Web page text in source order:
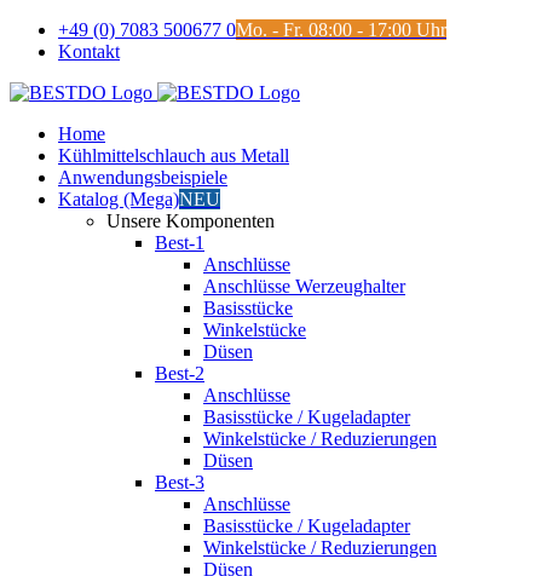
Zum
Inhalt
+49 (0) 7083 500677 0Mo. - Fr. 08:00 - 17:00 Uhr
Kontakt
Home
Kühlmittelschlauch aus Metall
Anwendungsbeispiele
Katalog (Mega)NEU
Unsere Komponenten
Best-1
Anschlüsse
Anschlüsse Werzeughalter
Basisstücke
Winkelstücke
Düsen
Best-2
Anschlüsse
Basisstücke / Kugeladapter
Winkelstücke / Reduzierungen
Düsen
Best-3
Anschlüsse
Basisstücke / Kugeladapter
Winkelstücke / Reduzierungen
Düsen